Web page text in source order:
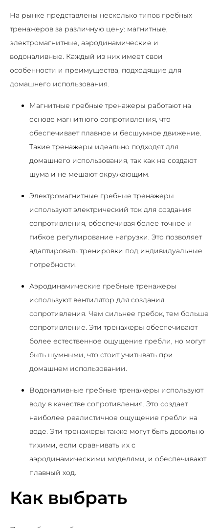
На рынке представлены несколько типов гребных
тренажеров за различную цену: магнитные,
электромагнитные, аэродинамические и
водоналивные. Каждый из них имеет свои
особенности и преимущества, подходящие для
домашнего использования.
Магнитные гребные тренажеры работают на
основе магнитного сопротивления, что
обеспечивает плавное и бесшумное движение.
Такие тренажеры идеально подходят для
домашнего использования, так как не создают
шума и не мешают окружающим.
Электромагнитные гребные тренажеры
используют электрический ток для создания
сопротивления, обеспечивая более точное и
гибкое регулирование нагрузки. Это позволяет
адаптировать тренировки под индивидуальные
потребности.
Аэродинамические гребные тренажеры
используют вентилятор для создания
сопротивления. Чем сильнее гребок, тем больше
сопротивление. Эти тренажеры обеспечивают
более естественное ощущение гребли, но могут
быть шумными, что стоит учитывать при
домашнем использовании.
Водоналивные гребные тренажеры используют
воду в качестве сопротивления. Это создает
наиболее реалистичное ощущение гребли на
воде. Эти тренажеры также могут быть довольно
тихими, если сравнивать их с
аэродинамическими моделями, и обеспечивают
плавный ход.
Как выбрать